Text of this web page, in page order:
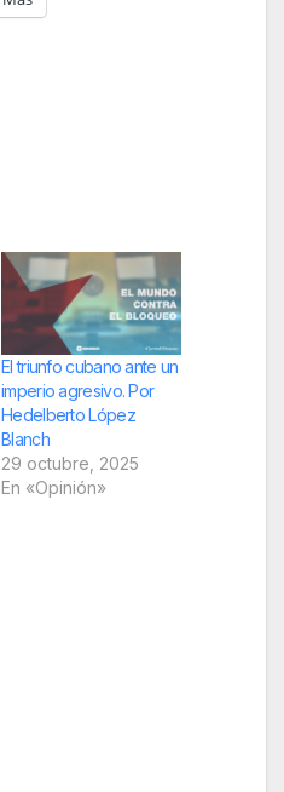
El triunfo cubano ante un
imperio agresivo. Por
Hedelberto López
Blanch
29 octubre, 2025
En «Opinión»